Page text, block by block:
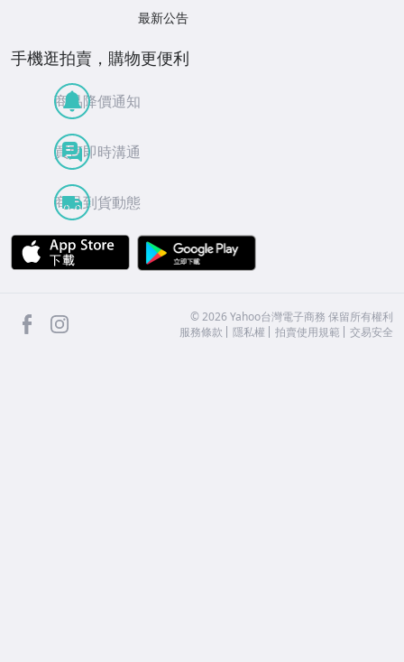
最新公告
手機逛拍賣，購物更便利
商品降價通知
買賣即時溝通
商品到貨動態
APP Store
facebook ©2026 Yahoo台灣電子商務 保留所有權利
服務條款
隱私權 拍賣使用規範 交易安全